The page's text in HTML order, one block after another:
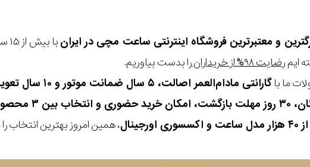
و معتبرترین فروشگاه اینترنتی ساعت مچی در ایران
ایمرضایت ۹۸% از خریداران
را بدست بیاوریم.
ما باگارانتی مادام‌العمر اصالت، ۵ سال ضمانت موتور و ۱۰ سال تعویض رایگان باتری
بین ۳ محصول
، همین امروز بهترین انتخاب